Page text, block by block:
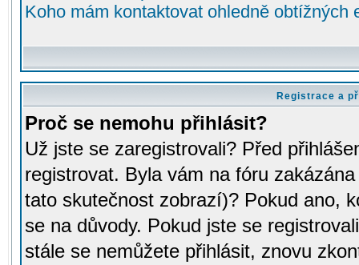
Koho mám kontaktovat ohledně
Registrace a
Proč se nemohu přihlásit?
Už jste se zaregistrovali? Před
registrovat. Byla vám na fóru
tato skutečnost zobrazí)? Pokud ano,
se na důvody. Pokud jste se
stále se nemůžete přihlásit, znovu